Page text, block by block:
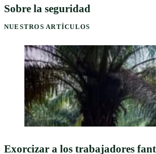
Sobre la seguridad
NUESTROS ARTÍCULOS
Exorcizar a los trabajadores